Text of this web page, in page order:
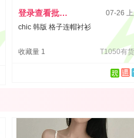
登录查看批发价
07-26
chic 韩版 格子连帽衬衫
收藏量 1 T1050有